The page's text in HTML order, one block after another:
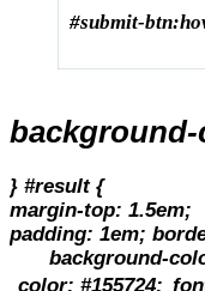
#submit-
background-
} #result {
margin-top: 1.5em;
padding: 1em;
background-
color: #155724;